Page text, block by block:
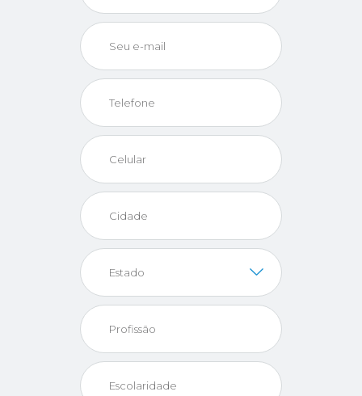
Seu e-mail
Telefone
Celular
Cidade
Estado
Profissão
Escolaridade